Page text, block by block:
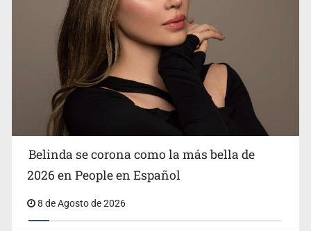
Ciclosporiasis no representa un riesgo epidemiológico
masivo
Belinda se corona como la más bella de
2026 en People en Español
8 de Agosto de 2026